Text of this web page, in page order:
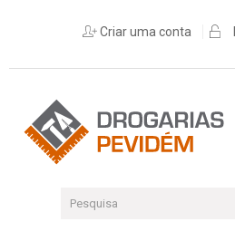
Criar uma conta